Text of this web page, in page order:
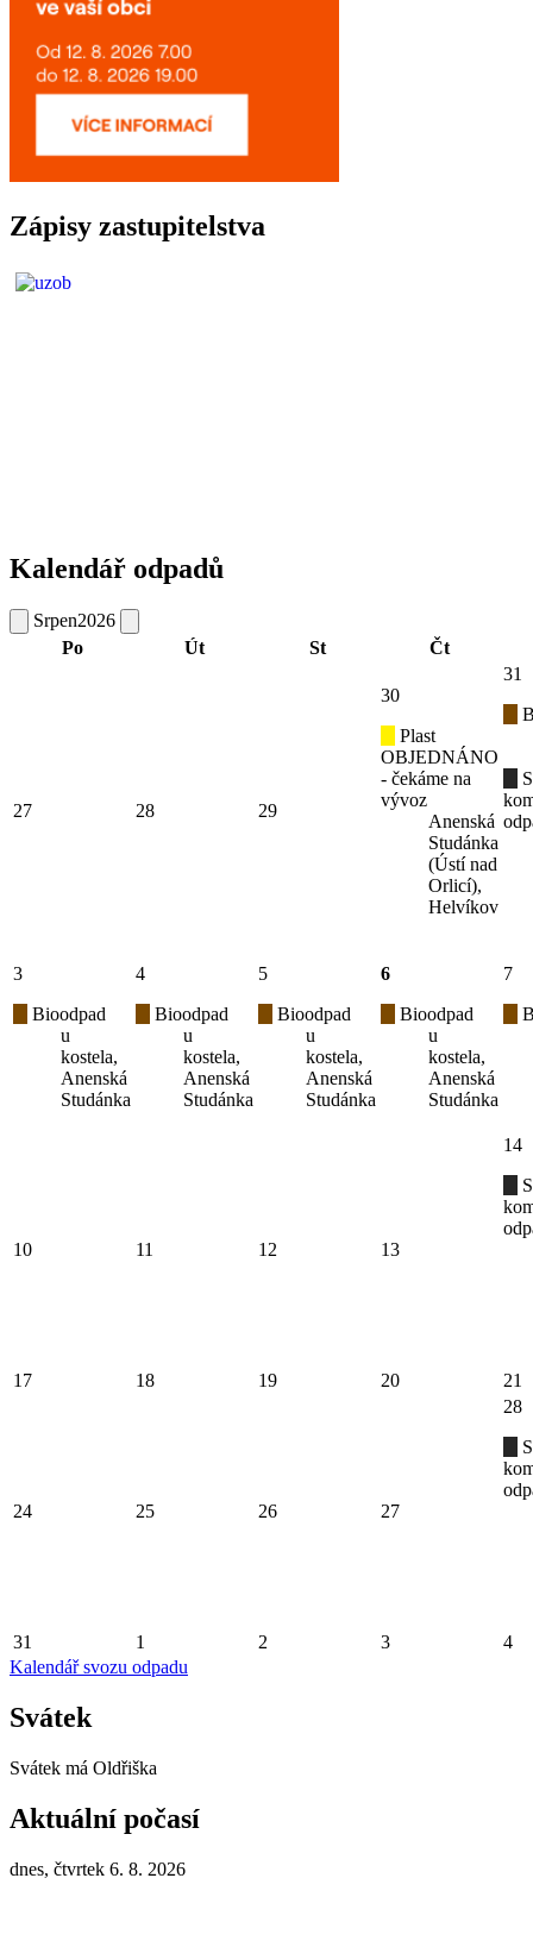
Zápisy zastupitelstva
Kalendář odpadů
Srpen2026
Po
Út St Čt
27 28 29
30
Plast
OBJEDNÁNO
- čekáme na
vývoz
Anenská
Studánka
(Ústí nad
Orlicí),
Helvíkov
31
3
Bioodpad
u
kostela,
Anenská
Studánka
4
Bioodpad
u
kostela,
Anenská
Studánka
5
Bioodpad
u
kostela,
Anenská
Studánka
6
Bioodpad
u
kostela,
Anenská
Studánka
7
10 11 12 13
14
17 18 19 20 21
24 25 26 27
28
31 1 2 3
4
Kalendář svozu odpadu
Svátek
Svátek má Oldřiška
Aktuální počasí
dnes, čtvrtek 6. 8. 2026